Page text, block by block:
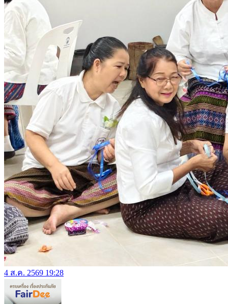
4 ส.ค. 2569 19:28